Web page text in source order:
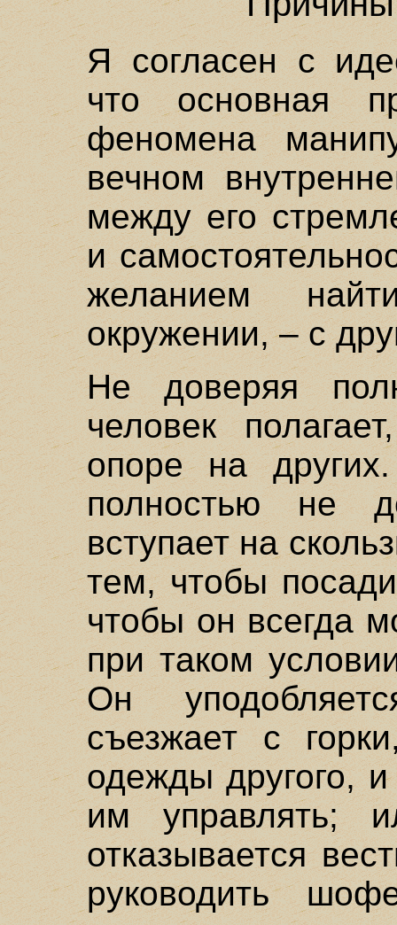
Я согласен с
что основная
феномена
вечном
между его
и
желанием
окружении, – с
Не доверяя
человек
опоре на
полностью не
вступает на
тем, чтобы
чтобы он всегда
при таком
Он
съезжает с
одежды другого,
им управлять;
отказывается
руководить